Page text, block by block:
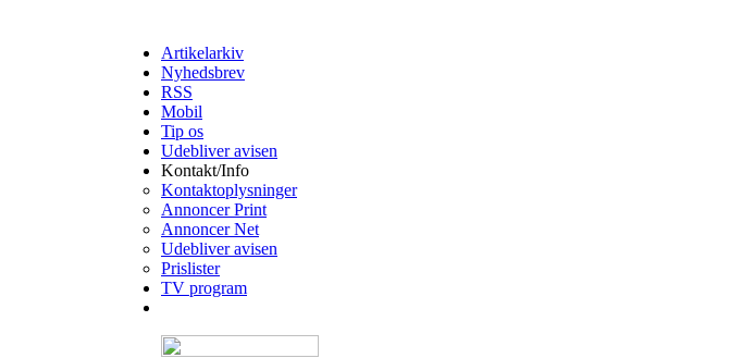
Artikelarkiv
Nyhedsbrev
RSS
Mobil
Tip os
Udebliver avisen
Kontakt/Info
Kontaktoplysninger
Annoncer Print
Annoncer Net
Udebliver avisen
Prislister
TV program